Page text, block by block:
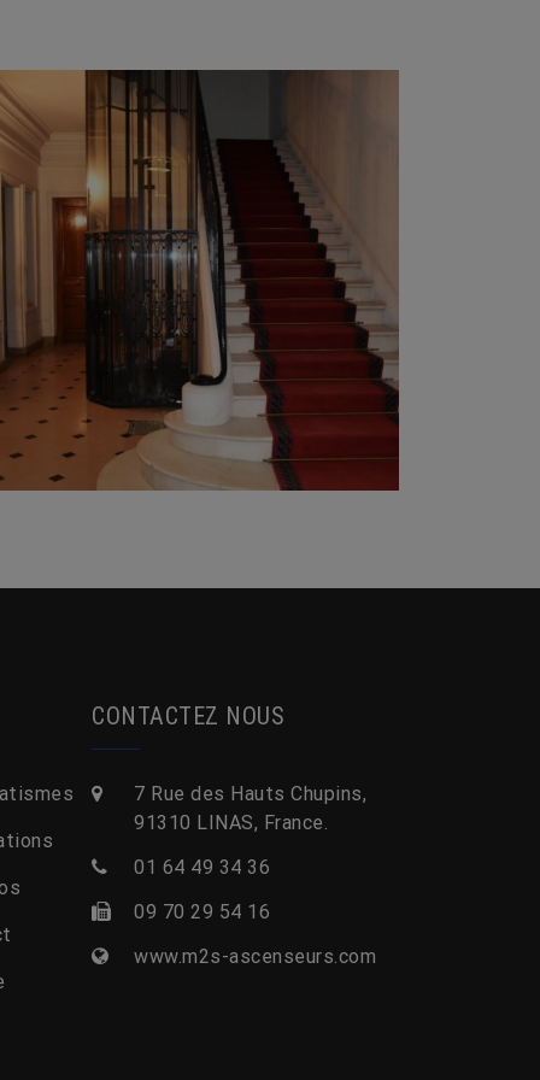
CONTACTEZ NOUS
7 Rue des Hauts Chupins,
91310 LINAS, France.
01 64 49 34 36
09 70 29 54 16
www.m2s-ascenseurs.com